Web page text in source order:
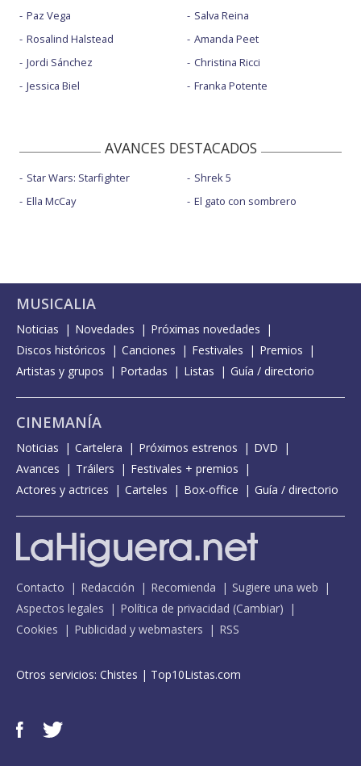
Paz Vega
Rosalind Halstead
Jordi Sánchez
Jessica Biel
Salva Reina
Amanda Peet
Christina Ricci
Franka Potente
AVANCES DESTACADOS
Star Wars: Starfighter
Ella McCay
Shrek 5
El gato con sombrero
MUSICALIA
Noticias Novedades
Próximas novedades
Discos históricos
Canciones Festivales
Premios
Artistas y grupos
Portadas Listas Guía / directorio
CINEMANÍA
Noticias Cartelera Próximos estrenos
DVD
Avances
Tráilers
Festivales + premios
Actores y actrices
Carteles Box-office Guía / directorio
Contacto Redacción Recomienda
Sugiere una web
Aspectos legales
Política de privacidad (Cambiar)
Cookies
Publicidad y webmasters RSS
Otros servicios: Chistes | Top10Listas.com